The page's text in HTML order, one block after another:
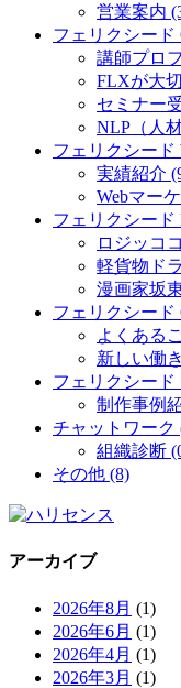
営業案内
フェリクシード
講師プロ
FLXが大
セミナー
NLP（人
フェリクシード
実績紹介
Webマー
フェリクシード
ロジッコ
軽貨物ド
漫画家坂
フェリクシード
よくある
新しい働
フェリクシード
制作事例
チャットワーク
組織診断
その他 (8)
アーカイブ
2026年8月 (1)
2026年6月 (1)
2026年4月 (1)
2026年3月 (1)